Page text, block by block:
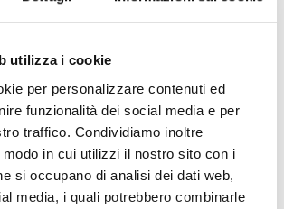
utilizza i cookie
per personalizzare contenuti ed
funzionalità dei social media e per
traffico. Condividiamo inoltre
in cui utilizzi il nostro sito con i
si occupano di analisi dei dati web,
media, i quali potrebbero combinarle